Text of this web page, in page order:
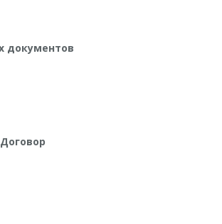
документов